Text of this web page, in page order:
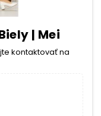
| Mei
kontaktovať na